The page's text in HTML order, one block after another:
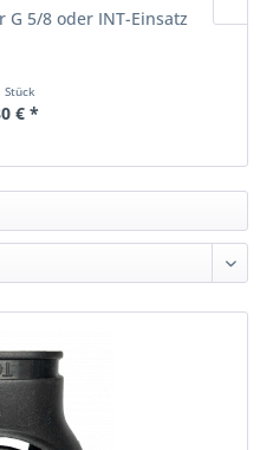
G 5/8 oder INT-Einsatz
Stück
€ *